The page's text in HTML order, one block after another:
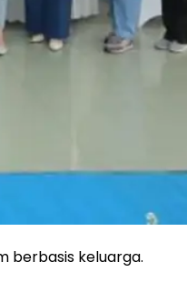
berbasis keluarga.